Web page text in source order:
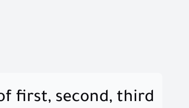
first, second, third